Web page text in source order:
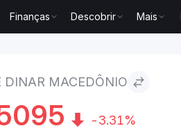
Finanças Descobrir Mais
DINAR MACEDÔNIO
-3.31%